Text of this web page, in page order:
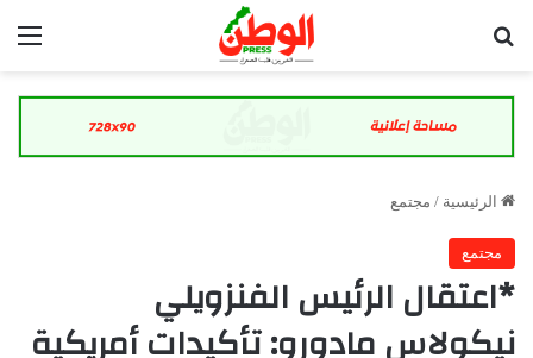
الرئيسية / مجتمع
مجتمع
*اعتقال الرئيس الفنزويلي
نيكولاس مادورو: تأكيدات أمريكية